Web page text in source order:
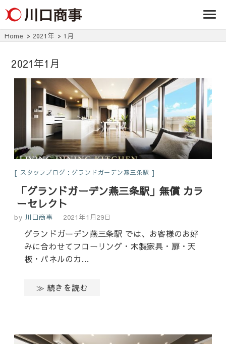
事株式
会社
アパート・マンシ
ョン・マンショ
ン・店舗・事務所
は川口商事株式会
Home 2021年 1月
2021年1月
スタッフブログ：グランドガーデン燕三条駅
「グランドガーデン燕三条駅」無償 カラ
ーセレクト
by 川口商事 2021年1月29日
グランドガーデン燕三条駅 では、お客様のお好
みに合わせてフローリング・木製家具・扉・天
板・パネルのカ…
≫ 続きを読む